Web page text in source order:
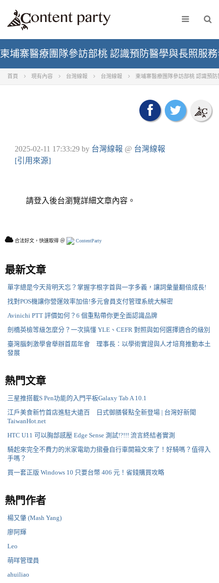
柬埔寨醫療團隊參訪部桃 認識預防醫學與長照服
首頁 現有內容 台灣線報 台灣線報 柬埔寨醫療團隊參訪部桃 認識預
2025-02-11 17:33:29 by 台灣線報 @ 台灣線報
[引用來源]
請登入後台瀏覽詳細文章內容。
合法好文，快速取得 ＠ ContentParty
最新文章
單字總是今天背明天忘？掌握字根字首與一字多義，讓詞彙量翻倍成長!
找對POS機讓你營運效率加倍!多元會員支付管理系統大解密
Avinichi PTT 評價如何？6 個重點帶你更全面認識品牌
劍橋英檢等級怎麼分？一次搞懂 YLE、CEFR 對照與如何選擇適合的級別
臺灣腦刺激學會舉辦首屆年會 理事長：以學術實證與人才培育推動本土
發展
熱門文章
三星推搭載S Pen功能的入門平板Galaxy Tab A 10.1
江戶美食新竹首店進駐大遠百 日式御膳餐點全新登場 | 台灣好新聞
TaiwanHot.net
HTC U11 可以胸部感壓 Edge Sense 測試!?!!! 流言終結者實測
騎起來完全不費力的米家電助力摺疊自行車開箱文來了！好騎嗎？值得入
手嗎？
買一套正版 Windows 10 只要台幣 406 元！省錢購買攻略
熱門作者
楊又肇 (Mash Yang)
廖阿輝
Leo
萌咩管理員
ahuiliao